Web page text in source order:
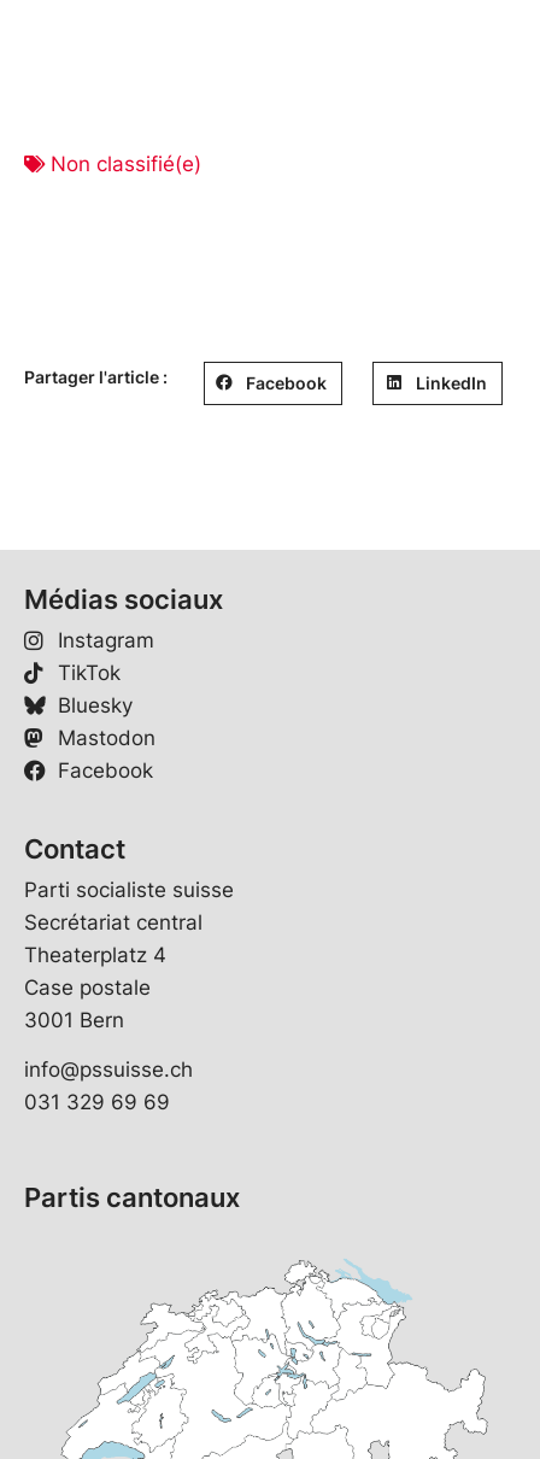
Non classifié(e)
Partager l'article : Facebook LinkedIn
Médias sociaux
Instagram
TikTok
Bluesky
Mastodon
Facebook
Contact
Parti socialiste suisse
Secrétariat central
Theaterplatz 4
Case postale
3001 Bern
info@pssuisse.ch
031 329 69 69
Partis cantonaux